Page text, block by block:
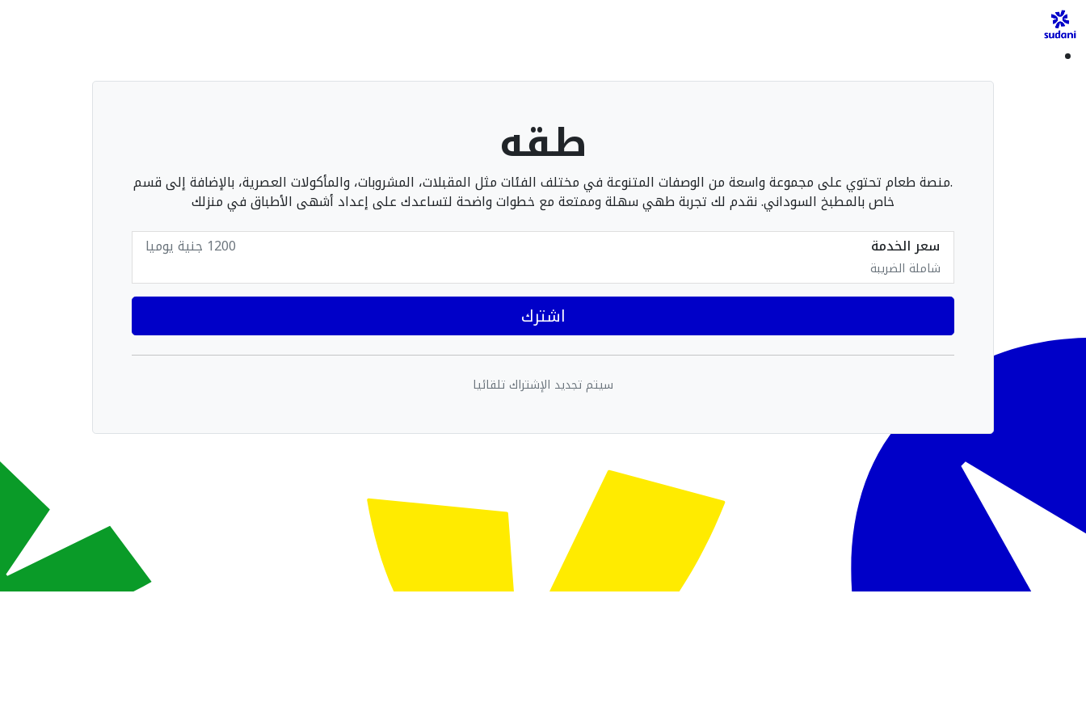
طقه
.منصة طعام تحتوي على مجموعة واسعة من الوصفات المتنوعة في مختلف الفئات مثل المقبلات، المشروبات، والمأكولات العصرية، بالإضافة إلى قسم
خاص بالمطبخ السوداني. نقدم لك تجربة طهي سهلة وممتعة مع خطوات واضحة لتساعدك على إعداد أشهى الأطباق في منزلك
سعر الخدمة
شاملة الضريبة
1200 جنية يوميا
اشترك
سيتم تجديد الإشتراك تلقائيا